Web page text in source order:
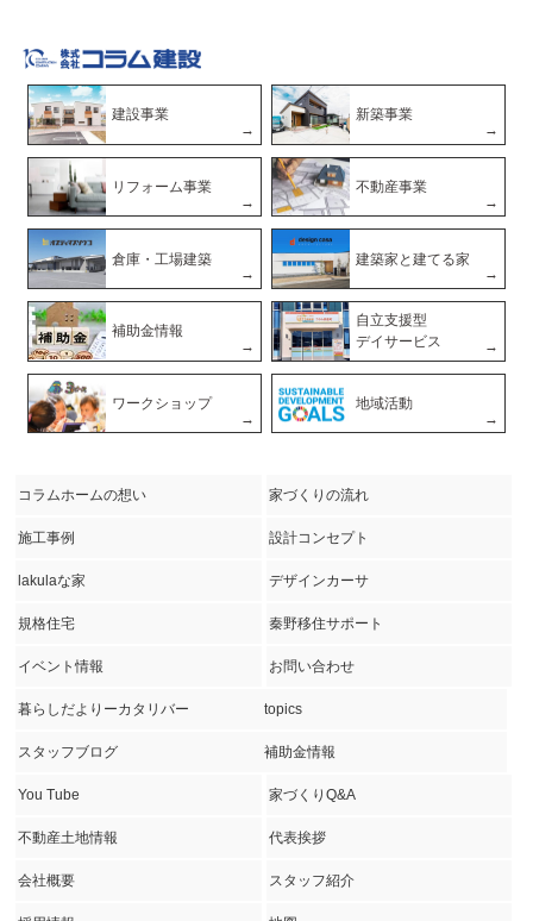
建設事業 新築事業
リフォーム事業 不動産事業
倉庫・工場建築 建築家と建てる家
補助金情報
自立支援型
デイサービス
ワークショップ 地域活動
コラムホームの想い 家づくりの流れ
施工事例 設計コンセプト
lakulaな家 デザインカーサ
規格住宅 秦野移住サポート
イベント情報 お問い合わせ
暮らしだよりーカタリバー topics
スタッフブログ 補助金情報
You Tube 家づくりQ&A
不動産土地情報 代表挨拶
会社概要 スタッフ紹介